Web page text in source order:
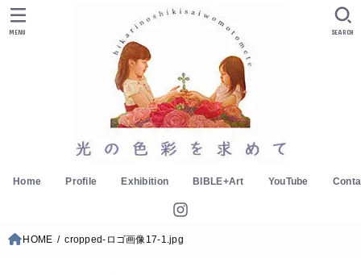
Home Profile Exhibition BIBLE+Art YouTube
SEARCH
MENU
HOME cropped-ロゴ画像17-1.jpg